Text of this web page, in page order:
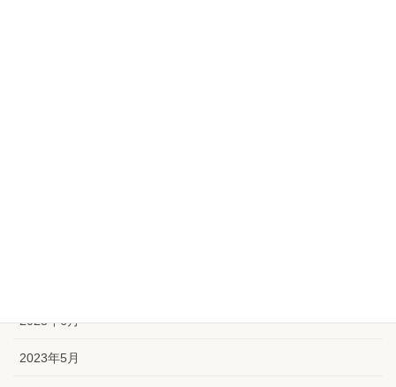
2023年6月
2023年5月